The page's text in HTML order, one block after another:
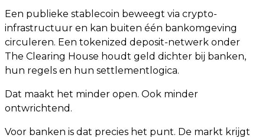
Een publieke stablecoin beweegt via crypto-
infrastructuur en kan buiten één bankomgeving
circuleren. Een tokenized deposit-netwerk onder
The Clearing House houdt geld dichter bij banken,
hun regels en hun settlementlogica.
Dat maakt het minder open. Ook minder
ontwrichtend.
Voor banken is dat precies het punt. De markt krijgt